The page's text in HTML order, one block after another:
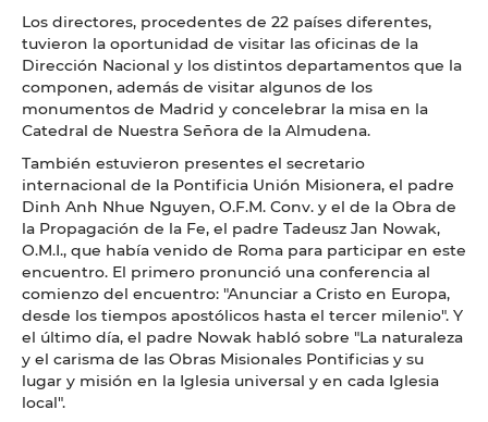
Los directores, procedentes de 22 países diferentes,
tuvieron la oportunidad de visitar las oficinas de la
Dirección Nacional y los distintos departamentos que la
componen, además de visitar algunos de los
monumentos de Madrid y concelebrar la misa en la
Catedral de Nuestra Señora de la Almudena.
También estuvieron presentes el secretario
internacional de la Pontificia Unión Misionera, el padre
Dinh Anh Nhue Nguyen, O.F.M. Conv. y el de la Obra de
la Propagación de la Fe, el padre Tadeusz Jan Nowak,
O.M.I., que había venido de Roma para participar en este
encuentro. El primero pronunció una conferencia al
comienzo del encuentro: "Anunciar a Cristo en Europa,
desde los tiempos apostólicos hasta el tercer milenio". Y
el último día, el padre Nowak habló sobre "La naturaleza
y el carisma de las Obras Misionales Pontificias y su
lugar y misión en la Iglesia universal y en cada Iglesia
local".